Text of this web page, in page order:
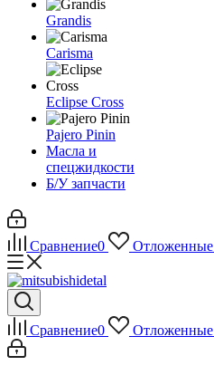
Grandis
Carisma
Eclipse Cross
Pajero Pinin
Масла и
спецжидкости
Б/У запчасти
Сравнение0 Отложенные
Сравнение0 Отложенные